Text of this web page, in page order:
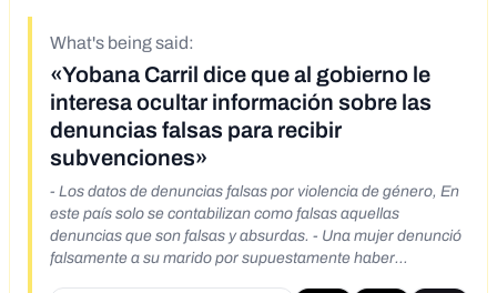
What's being said:
«Yobana Carril dice que al gobierno le
interesa ocultar información sobre las
denuncias falsas para recibir
subvenciones»
- Los datos de denuncias falsas por violencia de género, En
este país solo se contabilizan como falsas aquellas
denuncias que son falsas y absurdas. - Una mujer denunció
falsamente a su marido por supuestamente haber